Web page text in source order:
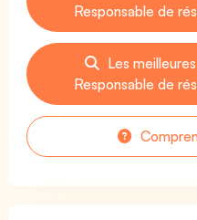
Responsable de
Les
Responsable de